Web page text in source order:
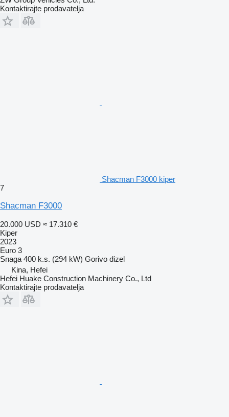
Kontaktirajte prodavatelja
Shacman F3000 kiper
7
Shacman F3000
20.000 USD ≈ 17.310 €
Kiper
2023
Euro 3
Snaga 400 k.s. (294 kW) Gorivo dizel
Kina, Hefei
Hefei Huake Construction Machinery Co., Ltd
Kontaktirajte prodavatelja